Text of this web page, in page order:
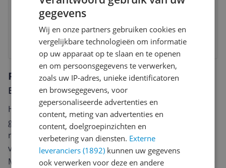
Gratis verzending
Check de website voor de levertijd | Gratis bezorgd >
Bekijk product
Reviews
Er zijn nog geen reviews geschreven
Heb jij dit product in bezit en wil je graag je mening
geven? Start dan hieronder met het schrijven van je
review. Afhankelijk van de details duurt het schrijven
van een review gemiddeld tussen de 3 en 10 minuten.
Met jouw mening help je andere bezoekers een betere
gegevens
Wij en onze partners gebruiken cookies en
vergelijkbare technologieën om informatie
op uw apparaat op te slaan en te openen
en om persoonsgegevens te verwerken,
zoals uw IP-adres, unieke identificatoren
en browsegegevens, voor
gepersonaliseerde advertenties en
content, meting van advertenties en
content, doelgroepinzichten en
verbetering van diensten. Externe
leveranciers (1892) kunnen uw gegevens
ook verwerken voor deze en andere